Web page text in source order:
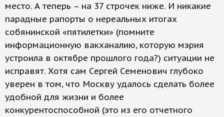
место. А теперь – на 37 строчек ниже. И никакие
парадные рапорты о нереальных итогах
собянинской «пятилетки» (помните
информационную вакханалию, которую мэрия
устроила в октябре прошлого года?) ситуации не
исправят. Хотя сам Сергей Семенович глубоко
уверен в том, что Москву удалось сделать более
удобной для жизни и более
конкурентоспособной (это из его отчетного